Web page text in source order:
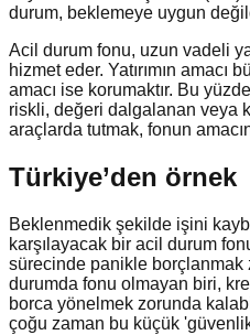
durum, beklemeye uygun
Acil durum fonu, uzun vadeli
hizmet eder. Yatırımın amacı
amacı ise korumaktır. Bu
riskli, değeri dalgalanan veya
araçlarda tutmak, fonun
Türkiye’den örnek
Beklenmedik şekilde işini
karşılayacak bir acil durum
sürecinde panikle borçlanmak
durumda fonu olmayan biri,
borca yönelmek zorunda
çoğu zaman bu küçük 'güvenlik